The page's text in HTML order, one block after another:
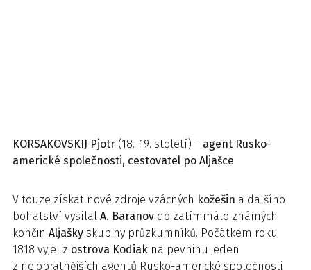
KORSAKOVSKIJ Pjotr (18.–19. století) – agent Rusko-
americké společnosti, cestovatel po Aljašce
V touze získat nové zdroje vzácných kožešin a dalšího
bohatství vysílal A. Baranov do zatímmálo známých
končin Aljašky skupiny průzkumníků. Počátkem roku
1818 vyjel z ostrova Kodiak na pevninu jeden
z nejobratnějších agentů Rusko-americké společnosti